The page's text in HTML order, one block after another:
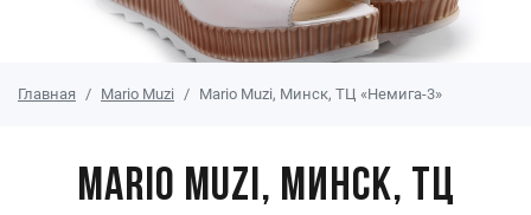
Главная Mario Muzi Mario Muzi, Минск, ТЦ «Немига-3»
Mario Muzi, Минск, ТЦ